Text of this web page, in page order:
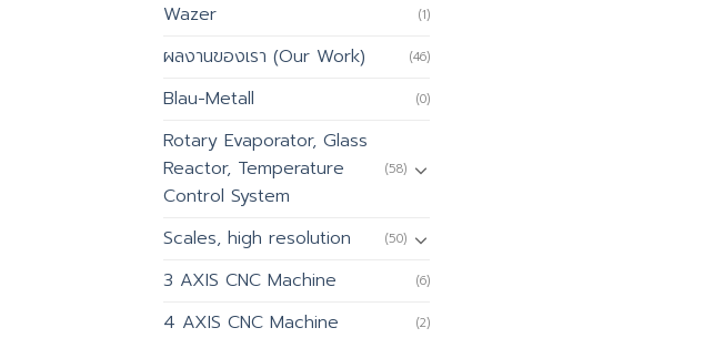
Wazer (1)
ผลงานของเรา (Our Work) (46)
Blau-Metall (0)
Rotary Evaporator, Glass
Reactor, Temperature
Control System
(58)
Scales, high resolution (50)
3 AXIS CNC Machine (6)
4 AXIS CNC Machine (2)